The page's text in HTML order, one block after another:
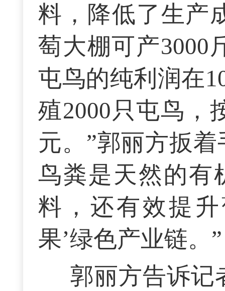
料，降低了生产
萄大棚可产3000
屯鸟的纯利润在
殖2000只屯鸟，
元。”郭丽方扳
鸟粪是天然的有
料，还有效提
果’绿色产业链。”
郭丽方告诉记